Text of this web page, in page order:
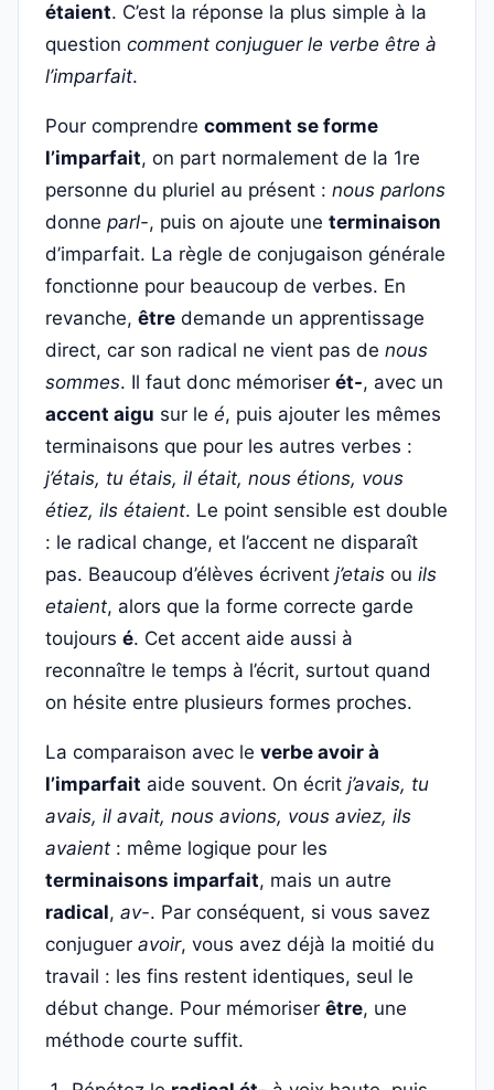
étaient. C’est la réponse la plus simple à la
question comment conjuguer le verbe être à
l’imparfait.
Pour comprendre comment se forme
l’imparfait, on part normalement de la 1re
personne du pluriel au présent : nous parlons
donne parl-, puis on ajoute une terminaison
d’imparfait. La règle de conjugaison générale
fonctionne pour beaucoup de verbes. En
revanche, être demande un apprentissage
direct, car son radical ne vient pas de nous
sommes. Il faut donc mémoriser ét-, avec un
accent aigu sur le é, puis ajouter les mêmes
terminaisons que pour les autres verbes :
j’étais, tu étais, il était, nous étions, vous
étiez, ils étaient. Le point sensible est double
: le radical change, et l’accent ne disparaît
pas. Beaucoup d’élèves écrivent j’etais ou ils
etaient, alors que la forme correcte garde
toujours é. Cet accent aide aussi à
reconnaître le temps à l’écrit, surtout quand
on hésite entre plusieurs formes proches.
La comparaison avec le verbe avoir à
l’imparfait aide souvent. On écrit j’avais, tu
avais, il avait, nous avions, vous aviez, ils
avaient : même logique pour les
terminaisons imparfait, mais un autre
radical, av-. Par conséquent, si vous savez
conjuguer avoir, vous avez déjà la moitié du
travail : les fins restent identiques, seul le
début change. Pour mémoriser être, une
méthode courte suffit.